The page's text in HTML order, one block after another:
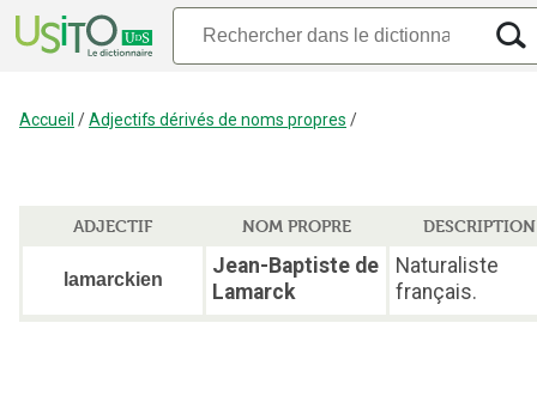
Accueil /Adjectifs dérivés de noms propres /
ADJECTIF NOM PROPRE DESCRIPTION
lamarckien
Jean-Baptiste de
Lamarck
Naturaliste
français.